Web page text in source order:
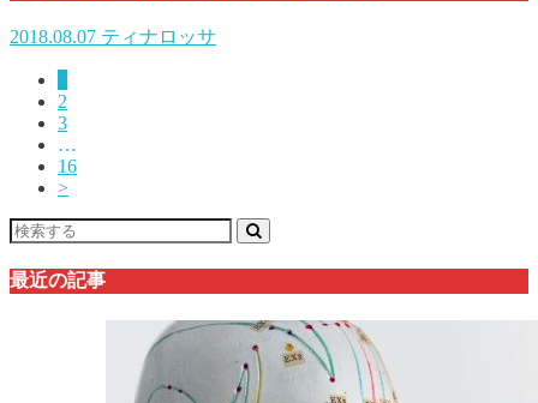
2018.08.07 ティナロッサ
2
3
…
16
>
最近の記事